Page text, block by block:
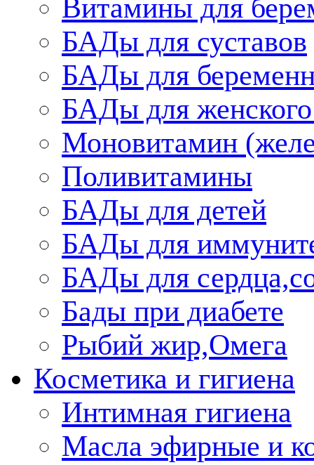
Витамины для
БАДы для суставов
БАДы для
БАДы для женского
Моновитамин
Поливитамины
БАДы для детей
БАДы для
БАДы для
Бады при диабете
Рыбий жир,Омега
Косметика и гигиена
Интимная гигиена
Масла эфирные и